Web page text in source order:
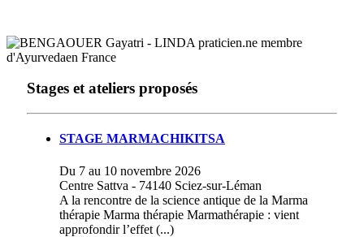
Stages et ateliers proposés
STAGE MARMACHIKITSA
Du 7 au 10 novembre 2026
Centre Sattva - 74140 Sciez-sur-Léman
A la rencontre de la science antique de la Marma
thérapie Marma thérapie Marmathérapie : vient
approfondir l’effet (...)